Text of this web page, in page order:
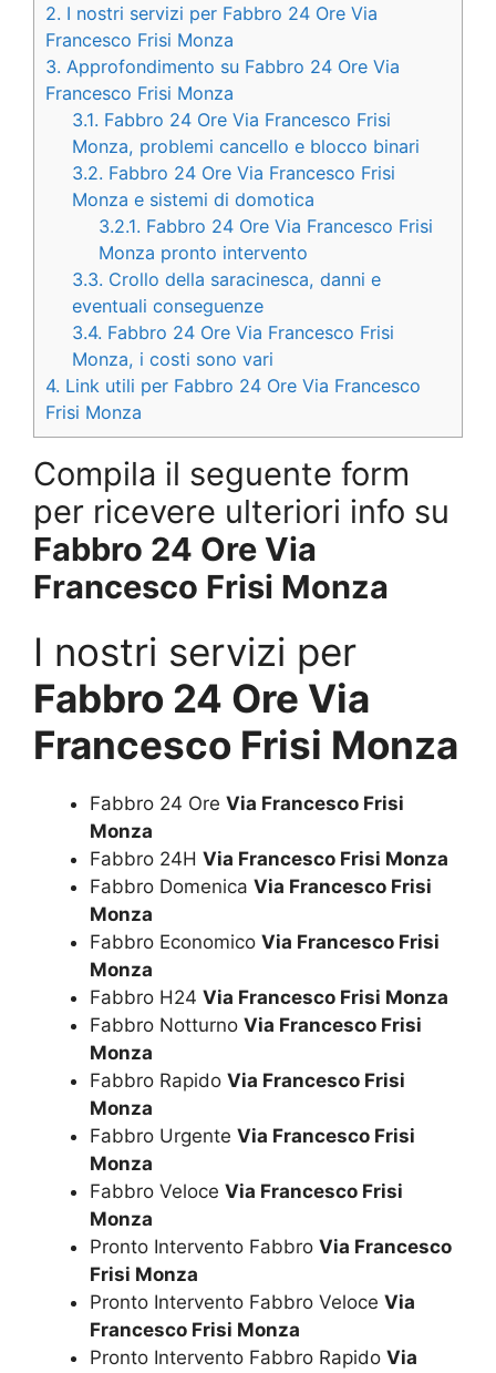
2. I nostri servizi per Fabbro 24 Ore Via
Francesco Frisi Monza
3. Approfondimento su Fabbro 24 Ore Via
Francesco Frisi Monza
3.1. Fabbro 24 Ore Via Francesco Frisi
Monza, problemi cancello e blocco binari
3.2. Fabbro 24 Ore Via Francesco Frisi
Monza e sistemi di domotica
3.2.1. Fabbro 24 Ore Via Francesco Frisi
Monza pronto intervento
3.3. Crollo della saracinesca, danni e
eventuali conseguenze
3.4. Fabbro 24 Ore Via Francesco Frisi
Monza, i costi sono vari
4. Link utili per Fabbro 24 Ore Via Francesco
Frisi Monza
Compila il seguente form
per ricevere ulteriori info su
Fabbro 24 Ore Via
Francesco Frisi Monza
I nostri servizi per
Fabbro 24 Ore Via
Francesco Frisi Monza
Fabbro 24 Ore Via Francesco Frisi
Monza
Fabbro 24H Via Francesco Frisi Monza
Fabbro Domenica Via Francesco Frisi
Monza
Fabbro Economico Via Francesco Frisi
Monza
Fabbro H24 Via Francesco Frisi Monza
Fabbro Notturno Via Francesco Frisi
Monza
Fabbro Rapido Via Francesco Frisi
Monza
Fabbro Urgente Via Francesco Frisi
Monza
Fabbro Veloce Via Francesco Frisi
Monza
Pronto Intervento Fabbro Via Francesco
Frisi Monza
Pronto Intervento Fabbro Veloce Via
Francesco Frisi Monza
Pronto Intervento Fabbro Rapido Via